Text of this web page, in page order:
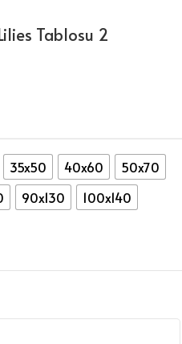
Tablosu 2
35x50 40x60
50x70
90x130
100x140